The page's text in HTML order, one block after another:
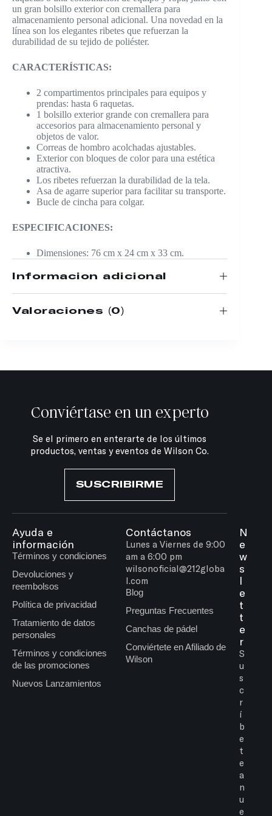
un gran bolsillo exterior con cremallera para
almacenamiento personal adicional. Una novedad en la
línea son los elegantes ribetes que refuerzan la
durabilidad de su tejido de poliéster.
CARACTERÍSTICAS:
2 compartimentos principales para equipos y
prendas: hasta 6 raquetas.
1 bolsillo exterior grande con cremallera para
accesorios para almacenamiento personal y
objetos de valor.
Correas de hombro acolchadas ajustables.
Exterior con bloques de color para una estética
atractiva.
Los ribetes refuerzan la durabilidad de la tela.
Asa de agarre superior para facilitar su transporte.
Bucle de cincha para colgar.
ESPECIFICACIONES:
Dimensiones: 76 cm x 24 cm x 33 cm.
Información adicional
Valoraciones (0)
Conviértase en un experto
Se el primero en enterarte de los últimos
productos, ventas y eventos de Wilson Co.
SUSCRIBIRME
Ayuda e
información
Términos y condiciones
Devoluciones y
reembolsos
Política de privacidad
Tratamiento de datos
personales
Términos y condiciones
de las promociones
Nuevos Lanzamientos
Contáctanos
Lunes a Viernes de 9:00
am a 6:00 pm
wilsonoficial@212globa
l.com
Blog
Preguntas Frecuentes
Canchas de pádel
Conviértete en Afiliado de
Wilson
N
e
w
s
l
e
t
t
e
r
S
u
s
c
r
í
b
e
t
e
a
n
u
e